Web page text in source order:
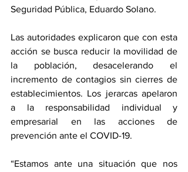
Seguridad Pública, Eduardo Solano.
Las autoridades explicaron que con esta
acción se busca reducir la movilidad de
la población, desacelerando el
incremento de contagios sin cierres de
establecimientos. Los jerarcas apelaron
a la responsabilidad individual y
empresarial en las acciones de
prevención ante el COVID-19.
“Estamos ante una situación que nos